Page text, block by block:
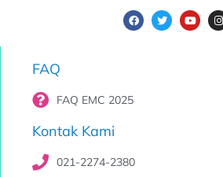
FAQ
FAQ EMC 2025
Kontak Kami
021-2274-2380